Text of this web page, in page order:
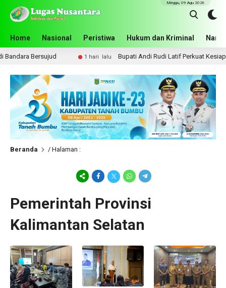
Home Nasional Peristiwa Hukum dan Kriminal
Minggu, 09 Agu 2026
Bersujud 1 hari lalu Bupati Andi Rudi Latif Perkuat
Beranda / Halaman :
Pemerintah Provinsi
Kalimantan Selatan